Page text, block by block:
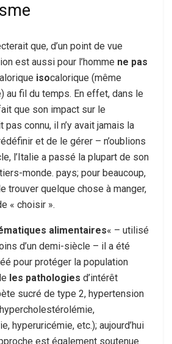
que, d’un point de vue
est aussi pour l’homme ne pas
isocalorique (même
au fil du temps. En effet, dans le
que son impact sur le
pas connu, il n’y avait jamais la
et de le gérer – n’oublions
l’Italie a passé la plupart de son
monde. pays; pour beaucoup,
trouver quelque chose à manger,
« choisir ».
alimentaires« – utilisé
d’un demi-siècle – il a été
pour protéger la population
les pathologies d’intérêt
sucré de type 2, hypertension
hyperuricémie, etc.); aujourd’hui
est également soutenue